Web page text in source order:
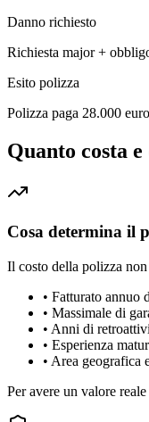
Danno richiesto
Richiesta major +
Esito polizza
Polizza paga 28.000
Quanto costa
Cosa determina il
Il costo della polizza
• Fatturato annuo
• Massimale di
• Anni di
• Esperienza
• Area geografica
Per avere un valore